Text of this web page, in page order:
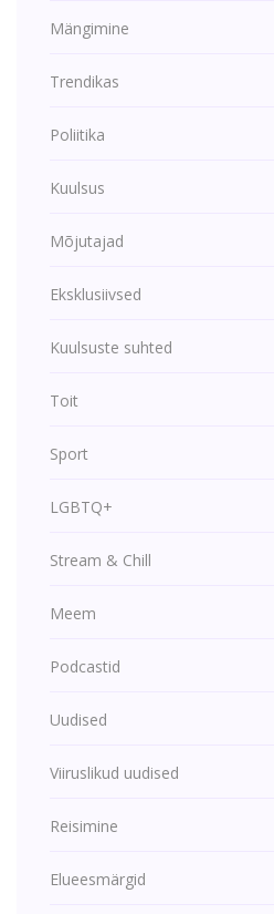
Mängimine
Trendikas
Poliitika
Kuulsus
Mõjutajad
Eksklusiivsed
Kuulsuste suhted
Toit
Sport
LGBTQ+
Stream & Chill
Meem
Podcastid
Uudised
Viiruslikud uudised
Reisimine
Elueesmärgid